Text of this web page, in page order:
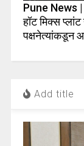
Pune News
हॉट मिक्स प्लांट
पक्षनेत्यांकडून
Add title